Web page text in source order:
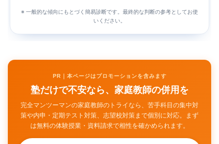
PR｜本ページはプロモーションを含みます
塾だけで不安なら、家庭教師の併用を
完全マンツーマンの家庭教師のトライなら、苦手科目の集中対
策や内申・定期テスト対策、志望校対策まで個別に対応。まず
は無料の体験授業・資料請求で相性を確かめられます。